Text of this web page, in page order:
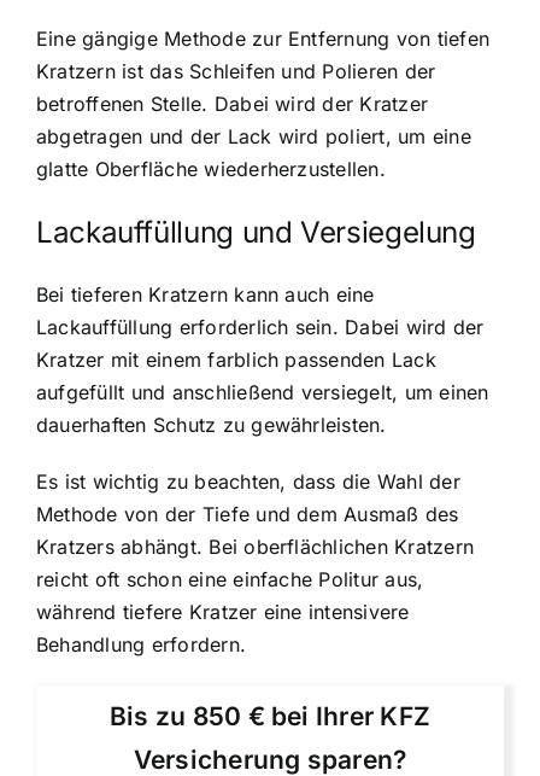
Eine gängige Methode zur Entfernung von tiefen
Kratzern ist das Schleifen und Polieren der
betroffenen Stelle. Dabei wird der Kratzer
abgetragen und der Lack wird poliert, um eine
glatte Oberfläche wiederherzustellen.
Lackauffüllung und Versiegelung
Bei tieferen Kratzern kann auch eine
Lackauffüllung erforderlich sein. Dabei wird der
Kratzer mit einem farblich passenden Lack
aufgefüllt und anschließend versiegelt, um einen
dauerhaften Schutz zu gewährleisten.
Es ist wichtig zu beachten, dass die Wahl der
Methode von der Tiefe und dem Ausmaß des
Kratzers abhängt. Bei oberflächlichen Kratzern
reicht oft schon eine einfache Politur aus,
während tiefere Kratzer eine intensivere
Behandlung erfordern.
Bis zu 850 € bei Ihrer KFZ
Versicherung sparen?